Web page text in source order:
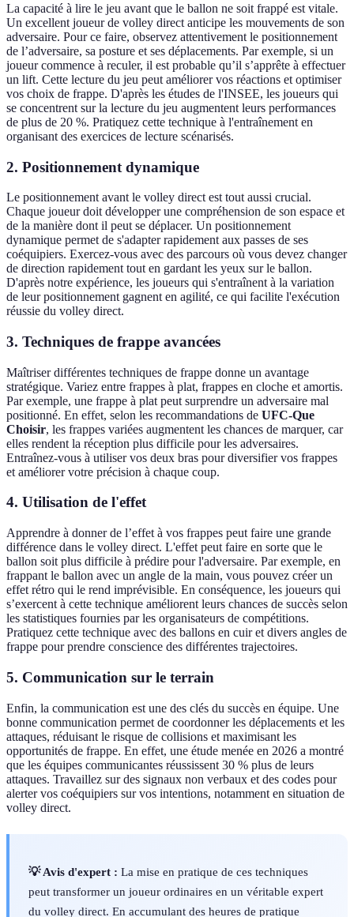
La capacité à lire le jeu avant que le ballon ne soit frappé est vitale.
Un excellent joueur de volley direct anticipe les mouvements de son
adversaire. Pour ce faire, observez attentivement le positionnement
de l’adversaire, sa posture et ses déplacements. Par exemple, si un
joueur commence à reculer, il est probable qu’il s’apprête à effectuer
un lift. Cette lecture du jeu peut améliorer vos réactions et optimiser
vos choix de frappe. D'après les études de l'INSEE, les joueurs qui
se concentrent sur la lecture du jeu augmentent leurs performances
de plus de 20 %. Pratiquez cette technique à l'entraînement en
organisant des exercices de lecture scénarisés.
2. Positionnement dynamique
Le positionnement avant le volley direct est tout aussi crucial.
Chaque joueur doit développer une compréhension de son espace et
de la manière dont il peut se déplacer. Un positionnement
dynamique permet de s'adapter rapidement aux passes de ses
coéquipiers. Exercez-vous avec des parcours où vous devez changer
de direction rapidement tout en gardant les yeux sur le ballon.
D'après notre expérience, les joueurs qui s'entraînent à la variation
de leur positionnement gagnent en agilité, ce qui facilite l'exécution
réussie du volley direct.
3. Techniques de frappe avancées
Maîtriser différentes techniques de frappe donne un avantage
stratégique. Variez entre frappes à plat, frappes en cloche et amortis.
Par exemple, une frappe à plat peut surprendre un adversaire mal
positionné. En effet, selon les recommandations de UFC-Que
Choisir, les frappes variées augmentent les chances de marquer, car
elles rendent la réception plus difficile pour les adversaires.
Entraînez-vous à utiliser vos deux bras pour diversifier vos frappes
et améliorer votre précision à chaque coup.
4. Utilisation de l'effet
Apprendre à donner de l’effet à vos frappes peut faire une grande
différence dans le volley direct. L'effet peut faire en sorte que le
ballon soit plus difficile à prédire pour l'adversaire. Par exemple, en
frappant le ballon avec un angle de la main, vous pouvez créer un
effet rétro qui le rend imprévisible. En conséquence, les joueurs qui
s’exercent à cette technique améliorent leurs chances de succès selon
les statistiques fournies par les organisateurs de compétitions.
Pratiquez cette technique avec des ballons en cuir et divers angles de
frappe pour prendre conscience des différentes trajectoires.
5. Communication sur le terrain
Enfin, la communication est une des clés du succès en équipe. Une
bonne communication permet de coordonner les déplacements et les
attaques, réduisant le risque de collisions et maximisant les
opportunités de frappe. En effet, une étude menée en 2026 a montré
que les équipes communicantes réussissent 30 % plus de leurs
attaques. Travaillez sur des signaux non verbaux et des codes pour
alerter vos coéquipiers sur vos intentions, notamment en situation de
volley direct.
💡 Avis d'expert : La mise en pratique de ces techniques
peut transformer un joueur ordinaires en un véritable expert
du volley direct. En accumulant des heures de pratique